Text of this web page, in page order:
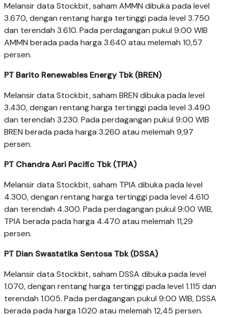
Melansir data Stockbit, saham AMMN dibuka pada level
3.670, dengan rentang harga tertinggi pada level 3.750
dan terendah 3.610. Pada perdagangan pukul 9:00 WIB
AMMN berada pada harga 3.640 atau melemah 10,57
persen.
PT Barito Renewables Energy Tbk (BREN)
Melansir data Stockbit, saham BREN dibuka pada level
3.430, dengan rentang harga tertinggi pada level 3.490
dan terendah 3.230. Pada perdagangan pukul 9:00 WIB
BREN berada pada harga 3.260 atau melemah 9,97
persen.
PT Chandra Asri Pacific Tbk (TPIA)
Melansir data Stockbit, saham TPIA dibuka pada level
4.300, dengan rentang harga tertinggi pada level 4.610
dan terendah 4.300. Pada perdagangan pukul 9:00 WIB,
TPIA berada pada harga 4.470 atau melemah 11,29
persen.
PT Dian Swastatika Sentosa Tbk (DSSA)
Melansir data Stockbit, saham DSSA dibuka pada level
1.070, dengan rentang harga tertinggi pada level 1.115 dan
terendah 1.005. Pada perdagangan pukul 9:00 WIB, DSSA
berada pada harga 1.020 atau melemah 12,45 persen.